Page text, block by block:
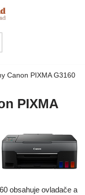
Canon PIXMA G3160
PIXMA
obsahuje ovladače a